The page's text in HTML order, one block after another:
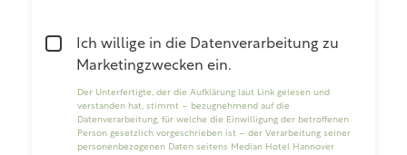
Ich willige in die Datenverarbeitung zu
Marketingzwecken ein.
Der Unterfertigte, der die Aufklärung laut Link gelesen und
verstanden hat, stimmt – bezugnehmend auf die
Datenverarbeitung, für welche die Einwilligung der betroffenen
Person gesetzlich vorgeschrieben ist – der Verarbeitung seiner
personenbezogenen Daten seitens Median Hotel Hannover